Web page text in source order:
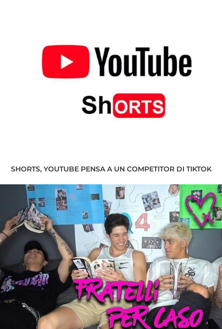
SHORTS, YOUTUBE PENSA A UN COMPETITOR DI TIKTOK